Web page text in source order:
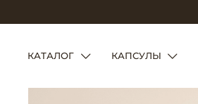
КАТАЛОГ КАПСУЛЫ